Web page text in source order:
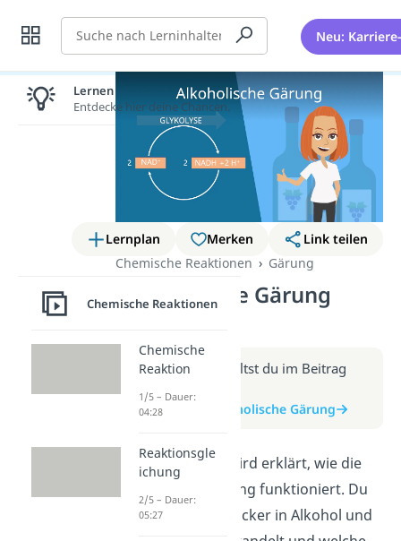
Suche Neu:
Lernplan Merken
Link teilen
Chemische Reaktionen
Gärung
Alkoholische Gärung
Weitere Infos erhältst du im Beitrag
zum Video
zum Beitrag: Alkoholische Gärung
In diesem Video wird erklärt, wie die
alkoholische Gärung funktioniert. Du
lernst, wie Hefe Zucker in Alkohol und
Lernen lohnt sich!
Entdecke hier deine Chancen.
Chemische Reaktionen
Chemische
Reaktion
1/5 – Dauer:
04:28
Reaktionsgle
ichung
2/5 – Dauer:
05:27